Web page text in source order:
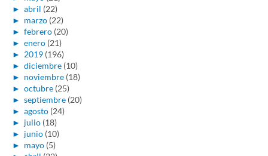
► abril (22)
► marzo (22)
► febrero (20)
► enero (21)
► 2019 (196)
► diciembre (10)
► noviembre (18)
► octubre (25)
► septiembre (20)
► agosto (24)
► julio (18)
► junio (10)
► mayo (5)